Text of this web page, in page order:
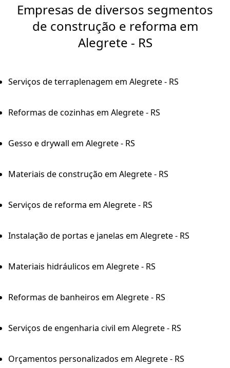
Empresas de diversos segmentos
de construção e reforma em
Alegrete - RS
Serviços de terraplenagem em Alegrete - RS
Reformas de cozinhas em Alegrete - RS
Gesso e drywall em Alegrete - RS
Materiais de construção em Alegrete - RS
Serviços de reforma em Alegrete - RS
Instalação de portas e janelas em Alegrete - RS
Materiais hidráulicos em Alegrete - RS
Reformas de banheiros em Alegrete - RS
Serviços de engenharia civil em Alegrete - RS
Orçamentos personalizados em Alegrete - RS